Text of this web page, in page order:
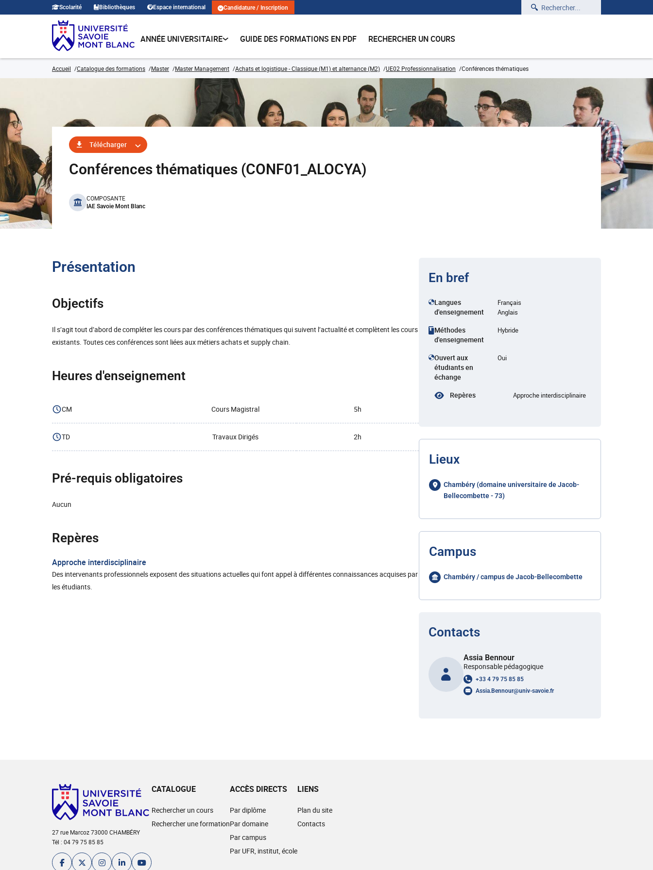
Scolarité Bibliothèques Espace international Candidature / Inscription Rechercher
ANNÉE UNIVERSITAIRE GUIDE DES FORMATIONS EN PDF RECHERCHER UN COURS
Accueil Catalogue des formations Master Master Management Achats et logistique - Classique (M1) et alternance (M2) UE02 Professionnalisation Conférences thématiques
Télécharger
Conférences thématiques (CONF01_ALOCYA)
benefits
COMPOSANTE
IAE Savoie Mont Blanc
Présentation
Objectifs
Il s’agit tout d’abord de compléter les cours par des conférences thématiques qui suivent l’actualité et complètent les cours
existants. Toutes ces conférences sont liées aux métiers achats et supply chain.
Heures d'enseignement
CM Cours Magistral 5h
TD Travaux Dirigés 2h
Pré-requis obligatoires
Aucun
Repères
Approche interdisciplinaire
Des intervenants professionnels exposent des situations actuelles qui font appel à différentes connaissances acquises par
les étudiants.
En bref
Langues
d'enseignement
Français
Anglais
Méthodes
d'enseignement
Hybride
Ouvert aux
étudiants en
échange
Oui
Repères Approche interdisciplinaire
Lieux
Chambéry (domaine universitaire de Jacob-
Bellecombette - 73)
Campus
Chambéry / campus de Jacob-Bellecombette
Contacts
Assia Bennour
Responsable pédagogique
+33 4 79 75 85 85
Assia.Bennour@univ-savoie.fr
27 rue Marcoz 73000 CHAMBÉRY
Tél : 04 79 75 85 85
CATALOGUE
Rechercher un cours
Rechercher une formation
ACCÈS DIRECTS
Par diplôme
Par domaine
Par campus
Par UFR, institut, école
LIENS
Plan du site
Contacts